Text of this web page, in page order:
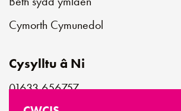
Cymorth Cymunedol
Cysylltu â Ni
01633 656757